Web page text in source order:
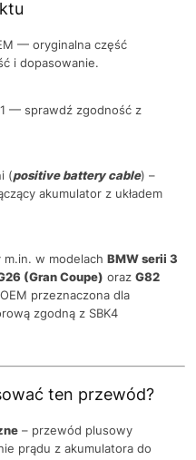
— oryginalna część
i dopasowanie.
— sprawdź zgodność z
(positive battery cable) –
akumulator z układem
w modelach BMW serii 3
(Gran Coupe) oraz G82
przeznaczona dla
zgodną z SBK4
ten przewód?
– przewód plusowy
prądu z akumulatora do